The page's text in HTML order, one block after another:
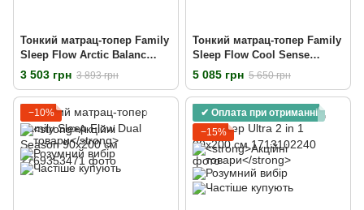
Тонкий матрац-топер Family
Sleep Flow Arctic Balanc
90х200 см
3 503 грн 3 893 грн
Тонкий матрац-топер Family
Sleep Flow Cool Sense
90х200 см
5 085 грн 5 650 грн
−10%
✔ Оплата при отриманні
−15%